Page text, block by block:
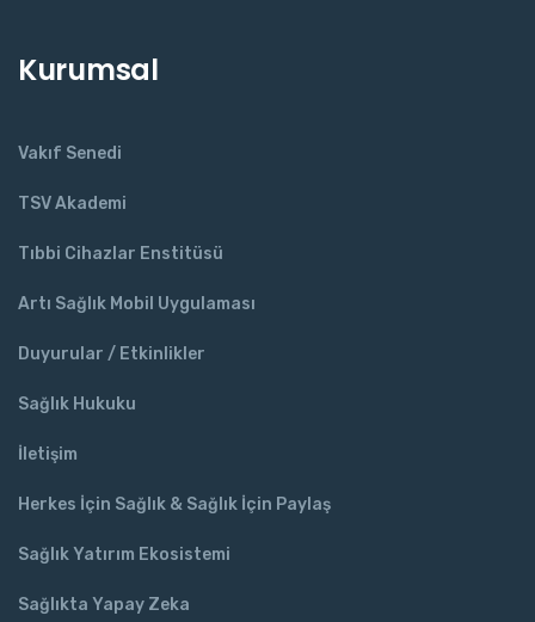
Kurumsal
Vakıf Senedi
TSV Akademi
Tıbbi Cihazlar Enstitüsü
Artı Sağlık Mobil Uygulaması
Duyurular / Etkinlikler
Sağlık Hukuku
İletişim
Herkes İçin Sağlık & Sağlık İçin Paylaş
Sağlık Yatırım Ekosistemi
Sağlıkta Yapay Zeka